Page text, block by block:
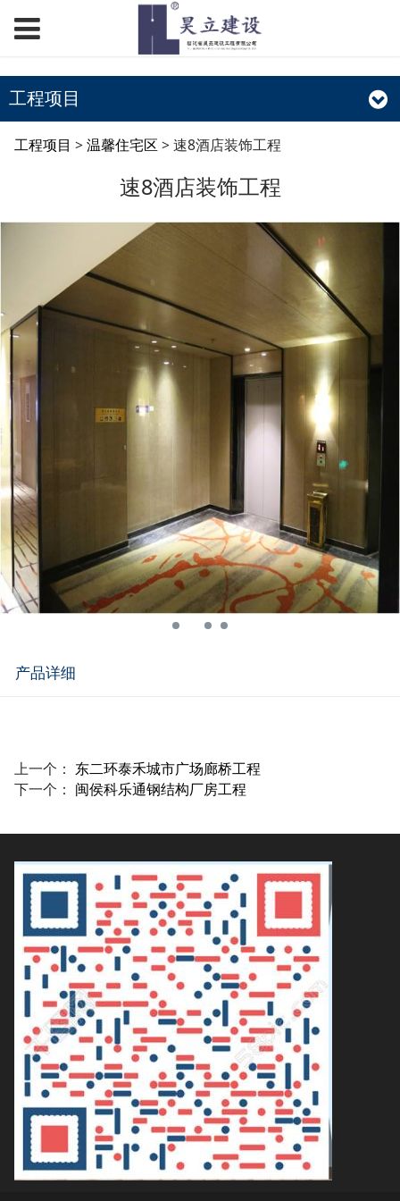
工程项目
速8酒店装饰工程
工程项目 >温馨住宅区 >速8酒店装饰工程
速8酒店装饰工程
产品详细
上一个： 东二环泰禾城市广场廊桥工程
下一个： 闽侯科乐通钢结构厂房工程